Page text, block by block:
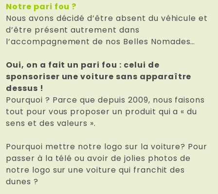
Notre pari fou ?
Nous avons décidé d’être absent du véhicule et
d’être présent autrement dans
l’accompagnement de nos Belles Nomades…
Oui, on a fait un pari fou : celui de
sponsoriser une voiture sans apparaître
dessus !
Pourquoi ? Parce que depuis 2009, nous faisons
tout pour vous proposer un produit qui a « du
sens et des valeurs ».
Pourquoi mettre notre logo sur la voiture? Pour
passer à la télé ou avoir de jolies photos de
notre logo sur une voiture qui franchit des
dunes ?